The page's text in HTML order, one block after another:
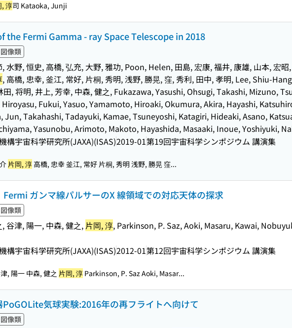
, 淳司 Kataoka, Junji
the Fermi Gamma - ray Space Telescope in 2018
像類
水野, 恒史, 高橋, 弘充, 大野, 雅功, Poon, Helen, 田島, 宏康, 福井, 康雄, 山本, 宏
, 高橋, 忠幸, 釜江, 常好, 片桐, 秀明, 浅野, 勝晃, 窪, 秀利, 田中, 孝明, Lee, Shiu-
田, 将明, 井上, 芳幸, 中森, 健之, Fukazawa, Yasushi, Ohsugi, Takashi, Mizuno,
Fukui, Yasuo, Yamamoto, Hiroaki, Okumura, Akira, Hayashi,
Jun, Takahashi, Tadayuki, Kamae, Tsuneyoshi, Katagiri, Hideaki, Asano,
Yasunobu, Arimoto, Makoto, Hayashida, Masaaki, Inoue, Yoshiyuki,
構宇宙科学研究所(JAXA)(ISAS)2019-01第19回宇宙科学シンポジウム 講演集
片岡, 淳 高橋, 忠幸 釜江, 常好 片桐, 秀明 浅野, 勝晃 窪...
ガンマ線パルサーのX 線領域での対応天体の探求
像類
谷津, 陽一, 中森, 健之, 片岡, 淳, Parkinson, P. Saz, Aoki, Masaru, Kawai,
構宇宙科学研究所(JAXA)(ISAS)2012-01第12回宇宙科学シンポジウム 講演集
, 陽一 中森, 健之 片岡, 淳 Parkinson, P. Saz Aoki, Masar...
気球実験:2016年の再フライトへ向けて
像類